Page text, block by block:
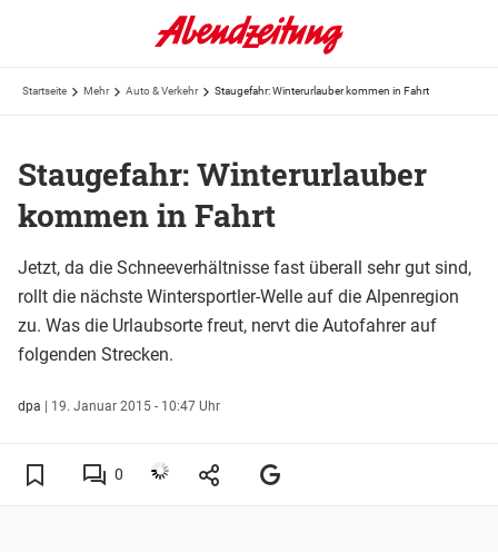
Startseite Mehr Auto & Verkehr Staugefahr: Winterurlauber kommen in Fahrt
Staugefahr: Winterurlauber
kommen in Fahrt
Jetzt, da die Schneeverhältnisse fast überall sehr gut sind,
rollt die nächste Wintersportler-Welle auf die Alpenregion
zu. Was die Urlaubsorte freut, nervt die Autofahrer auf
folgenden Strecken.
dpa | 19. Januar 2015 - 10:47 Uhr
0